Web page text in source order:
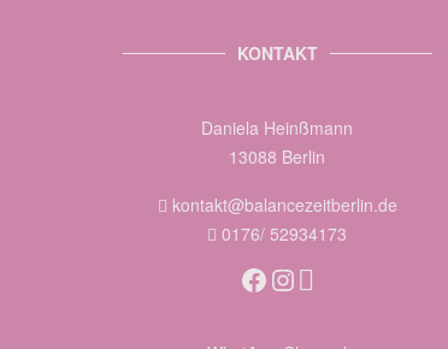
KONTAKT
Daniela Heinßmann
13088 Berlin
kontakt@balancezeitberlin.de
0176/ 52934173
Facebook
Instagram